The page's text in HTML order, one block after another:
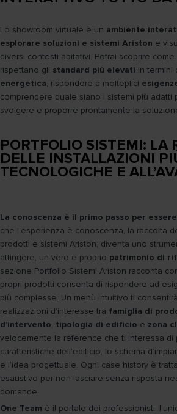
Lo showroom virtuale è un ambiente
esplorare soluzioni e sistemi Ariston e
diversi contesti abitativi. Potrai scoprire
rispettano gli standard più elevati in termini
energetica, rispondere a molteplici
comprendere quale siano i sistemi più adatti
svolgere e proporre prontamente la
PORTFOLIO SISTEMI: LA
DELLE INSTALLAZIONI
TECNOLOGICHE E
La conoscenza è il primo passo per
che l’esperienza è conoscenza, la raccolta
prodotti e sistemi Ariston, diventa uno
attingere, un vero e proprio patrimonio di
sezione Portfolio Sistemi Ariston racconta
propri prodotti consenta di rispondere ad
più complesse. Un menù intuitivo ti
realizzazioni d’interesse tra famiglia di
d’intervento, tipologia di edificio e zona
velocemente la reference che ti interessa di
caratteristiche dell’edificio, lo schema
e l’idea progettuale. Ogni case history è
esaustivo per non lasciare senza risposta
domande.
One Team è il portale dei professionisti,